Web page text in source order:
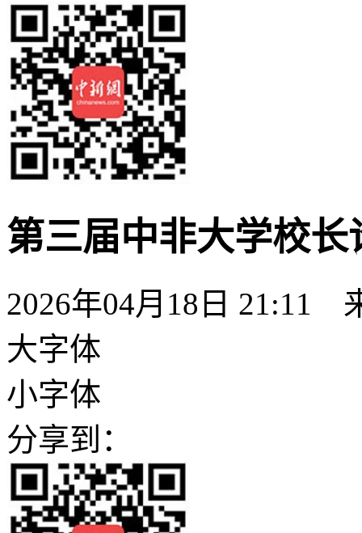
第三届中非大学校
2026年04月18日 21:11
大字体
小字体
分享到：